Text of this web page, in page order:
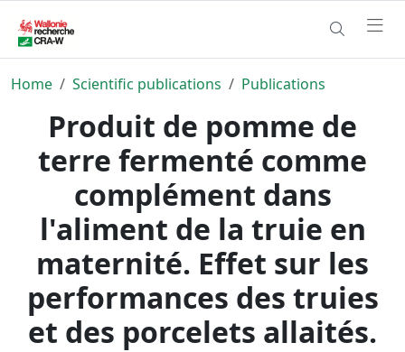
Home Scientific publications Publications
Produit de pomme de
terre fermenté comme
complément dans
l'aliment de la truie en
maternité. Effet sur les
performances des truies
et des porcelets allaités.